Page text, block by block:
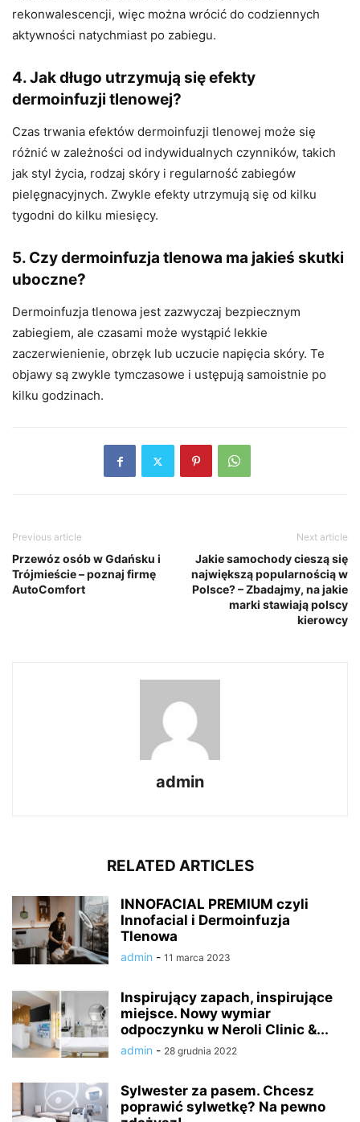
rekonwalescencji, więc można wrócić do codziennych
aktywności natychmiast po zabiegu.
4. Jak długo utrzymują się efekty
dermoinfuzji tlenowej?
Czas trwania efektów dermoinfuzji tlenowej może się
różnić w zależności od indywidualnych czynników, takich
jak styl życia, rodzaj skóry i regularność zabiegów
pielęgnacyjnych. Zwykle efekty utrzymują się od kilku
tygodni do kilku miesięcy.
5. Czy dermoinfuzja tlenowa ma jakieś skutki
uboczne?
Dermoinfuzja tlenowa jest zazwyczaj bezpiecznym
zabiegiem, ale czasami może wystąpić lekkie
zaczerwienienie, obrzęk lub uczucie napięcia skóry. Te
objawy są zwykle tymczasowe i ustępują samoistnie po
kilku godzinach.
Previous article
Przewóz osób w Gdańsku i
Trójmieście – poznaj firmę
AutoComfort
Next article
Jakie samochody cieszą się
największą popularnością w
Polsce? – Zbadajmy, na jakie
marki stawiają polscy
kierowcy
admin
RELATED ARTICLES
INNOFACIAL PREMIUM czyli
Innofacial i Dermoinfuzja
Tlenowa
admin - 11 marca 2023
Inspirujący zapach, inspirujące
miejsce. Nowy wymiar
odpoczynku w Neroli Clinic &...
admin - 28 grudnia 2022
Sylwester za pasem. Chcesz
poprawić sylwetkę? Na pewno